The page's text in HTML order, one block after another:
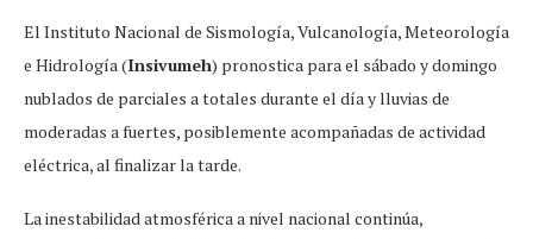
El Instituto Nacional de Sismología, Vulcanología, Meteorología
e Hidrología (Insivumeh) pronostica para el sábado y domingo
nublados de parciales a totales durante el día y lluvias de
moderadas a fuertes, posiblemente acompañadas de actividad
eléctrica, al finalizar la tarde.
La inestabilidad atmosférica a nivel nacional continúa,